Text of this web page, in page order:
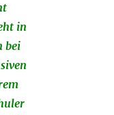
in
bei